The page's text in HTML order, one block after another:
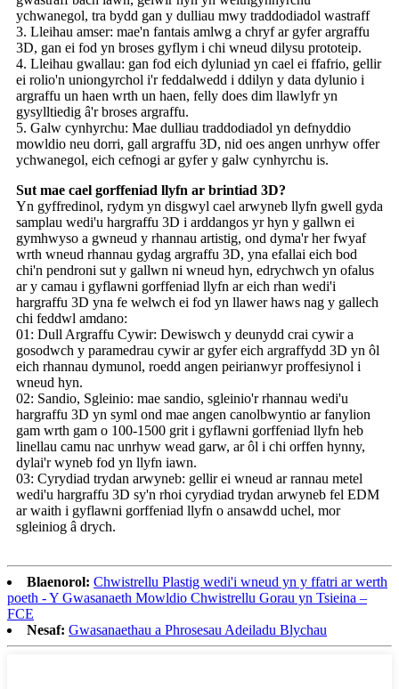
ychwanegol, tra bydd gan y dulliau mwy traddodiadol wastraff
3. Lleihau amser: mae'n fantais amlwg a chryf ar gyfer argraffu
3D, gan ei fod yn broses gyflym i chi wneud dilysu prototeip.
4. Lleihau gwallau: gan fod eich dyluniad yn cael ei ffafrio, gellir
ei rolio'n uniongyrchol i'r feddalwedd i ddilyn y data dylunio i
argraffu un haen wrth un haen, felly does dim llawlyfr yn
gysylltiedig â'r broses argraffu.
5. Galw cynhyrchu: Mae dulliau traddodiadol yn defnyddio
mowldio neu dorri, gall argraffu 3D, nid oes angen unrhyw offer
ychwanegol, eich cefnogi ar gyfer y galw cynhyrchu is.
Sut mae cael gorffeniad llyfn ar brintiad 3D?
Yn gyffredinol, rydym yn disgwyl cael arwyneb llyfn gwell gyda
samplau wedi'u hargraffu 3D i arddangos yr hyn y gallwn ei
gymhwyso a gwneud y rhannau artistig, ond dyma'r her fwyaf
wrth wneud rhannau gydag argraffu 3D, yna efallai eich bod
chi'n pendroni sut y gallwn ni wneud hyn, edrychwch yn ofalus
ar y camau i gyflawni gorffeniad llyfn ar eich rhan wedi'i
hargraffu 3D yna fe welwch ei fod yn llawer haws nag y gallech
chi feddwl amdano:
01: Dull Argraffu Cywir: Dewiswch y deunydd crai cywir a
gosodwch y paramedrau cywir ar gyfer eich argraffydd 3D yn ôl
eich rhannau dymunol, roedd angen peirianwyr proffesiynol i
wneud hyn.
02: Sandio, Sgleinio: mae sandio, sgleinio'r rhannau wedi'u
hargraffu 3D yn syml ond mae angen canolbwyntio ar fanylion
gam wrth gam o 100-1500 grit i gyflawni gorffeniad llyfn heb
linellau camu nac unrhyw wead garw, ar ôl i chi orffen hynny,
dylai'r wyneb fod yn llyfn iawn.
03: Cyrydiad trydan arwyneb: gellir ei wneud ar rannau metel
wedi'u hargraffu 3D sy'n rhoi cyrydiad trydan arwyneb fel EDM
ar waith i gyflawni gorffeniad llyfn o ansawdd uchel, mor
sgleiniog â drych.
Blaenorol: Chwistrellu Plastig wedi'i wneud yn y ffatri ar werth
poeth - Y Gwasanaeth Mowldio Chwistrellu Gorau yn Tsieina –
FCE
Nesaf: Gwasanaethau a Phrosesau Adeiladu Blychau